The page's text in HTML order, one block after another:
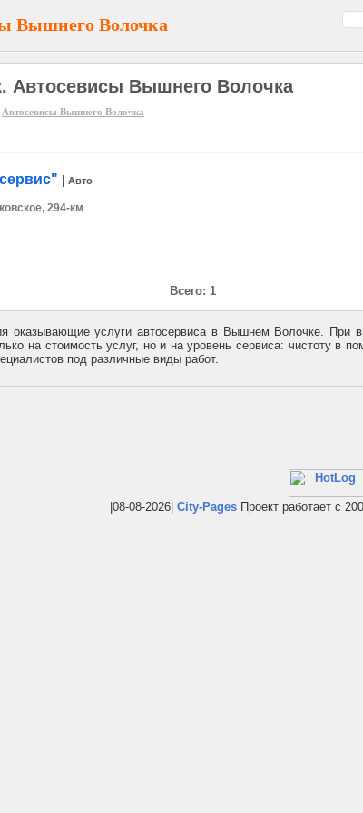
Вышнего Волочка
Автосевисы Вышнего Волочка
Автосевисы Вышнего Волочка
Авто
294-км
Всего: 1
оказывающие услуги автосервиса в Вышнем Волочке. При
на стоимость услуг, но и на уровень сервиса: чистоту в
под различные виды работ.
|08-08-2026| City-Pages Проект работает с